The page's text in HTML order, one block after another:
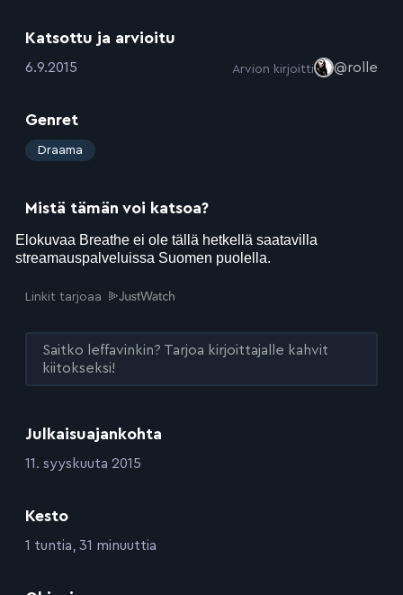
Julkaisuajankohta
:11. syyskuuta 2015
Kesto
:1 tuntia, 31 minuuttia
Katsottu ja arvioitu
:6.9.2015 Arvion kirjoitti @rolle
Genret
: Draama
Mistä tämän voi katsoa?
Linkit tarjoaa
Saitko leffavinkin? Tarjoa kirjoittajalle kahvit
kiitokseksi!